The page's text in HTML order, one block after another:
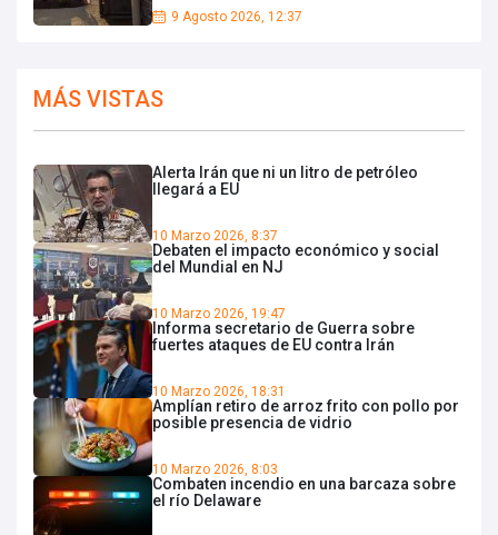
9 Agosto 2026, 12:37
MÁS VISTAS
Alerta Irán que ni un litro de petróleo
llegará a EU
10 Marzo 2026, 8:37
Debaten el impacto económico y social
del Mundial en NJ
10 Marzo 2026, 19:47
Informa secretario de Guerra sobre
fuertes ataques de EU contra Irán
10 Marzo 2026, 18:31
Amplían retiro de arroz frito con pollo por
posible presencia de vidrio
10 Marzo 2026, 8:03
Combaten incendio en una barcaza sobre
el río Delaware